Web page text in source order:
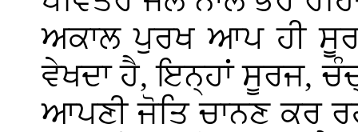
ਅਕਾਲ ਪੁਰਖ ਆਪ ਹੀ
ਵੇਖਦਾ ਹੈ, ਇਨ੍ਹਾਂ ਸੂਰਜ,
ਆਪਣੀ ਜੋਤਿ ਚਾਨਣ ਕਰ